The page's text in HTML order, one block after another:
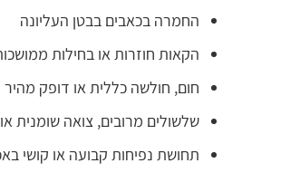
החמרה בכאבים בבטן העליונה
הקאות חוזרות או בחילות
חום, חולשה כללית או דופק מהיר
שלשולים מרובים, צואה שומנית
תחושת נפיחות קבועה או קושי